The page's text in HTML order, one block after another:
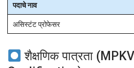
पदाचे नाव
असिस्टंट प्रोफेसर
शैक्षणिक पात्रता